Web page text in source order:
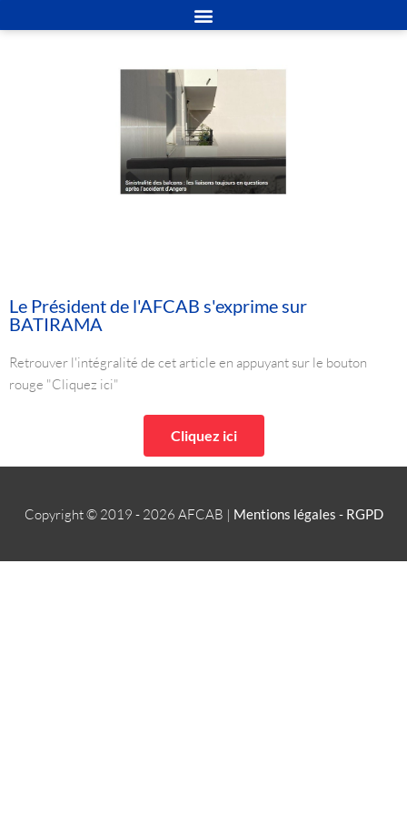
Le Président de l'AFCAB s'exprime sur
BATIRAMA
Retrouver l'intégralité de cet article en appuyant sur le bouton
rouge "Cliquez ici"
Cliquez ici
Copyright © 2019 - 2026 AFCAB | Mentions légales - RGPD